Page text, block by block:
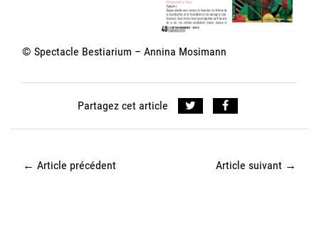
© Spectacle Bestiarium – Annina Mosimann
Partagez cet article
← Article précédent Article suivant →